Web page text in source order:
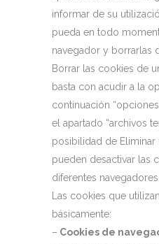
informar de su
pueda en todo
navegador y borrarlas
Borrar las cookies de
basta con acudir a la
continuación
el apartado “archivos
posibilidad de Eliminar
pueden desactivar las
diferentes navegadores.
Las cookies que
básicamente:
– Cookies de